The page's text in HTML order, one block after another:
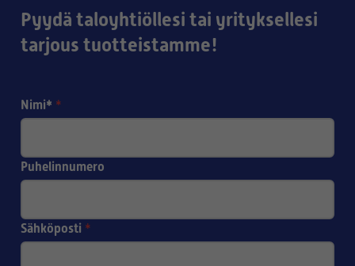
säleikön valintaan
ja kilpailukykyiset hinnat. Tilaa
helposti verkkokaupasta!
Pyydä taloyhtiöllesi tai yrityksellesi
tarjous tuotteistamme!
Nimi* *
Puhelinnumero
Sähköposti *